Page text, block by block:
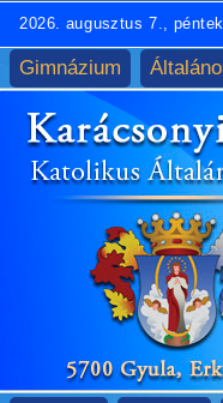
2026. augusztus 7.,
Gimnázium